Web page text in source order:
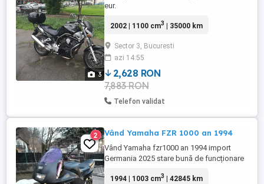
3
eur.
2002 | 1100 cm3 | 35000 km
Sector 3, Bucuresti
azi 14:55
2,628 RON
7,883 RON
Telefon validat
2 Vând Yamaha FZR 1000 an 1994
Vând Yamaha fzr1000 an 1994 import
Germania 2025 stare bună de funcționare
1994 | 1003 cm3 | 42845 km